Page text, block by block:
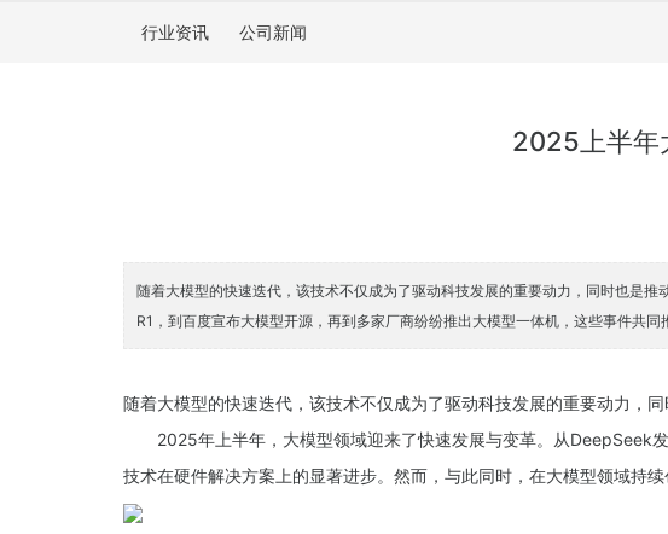
行业资讯 公司新闻
2025上半年
随着大模型的快速迭代，该技术不仅成为了驱动科技发展的重要动力，同时也
R1，到百度宣布大模型开源，再到多家厂商纷纷推出大模型一体机，这些事件共
随着大模型的快速迭代，该技术不仅成为了驱动科技发展的重要动力，
2025年上半年，大模型领域迎来了快速发展与变革。从DeepSeek发
技术在硬件解决方案上的显著进步。然而，与此同时，在大模型领域持